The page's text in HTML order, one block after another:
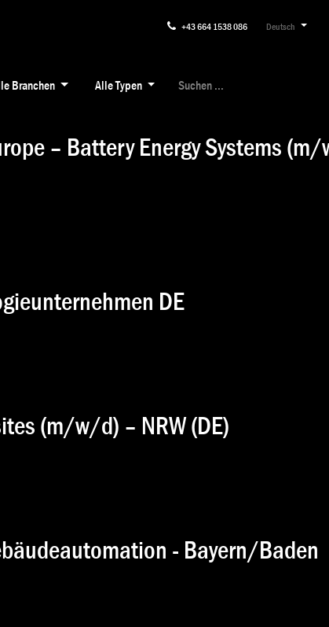
+43 664 1538 086 Deutsch
Branchen Alle Typen
– Battery Energy Systems
DE
(m/w/d) – NRW (DE)
- Bayern/Baden